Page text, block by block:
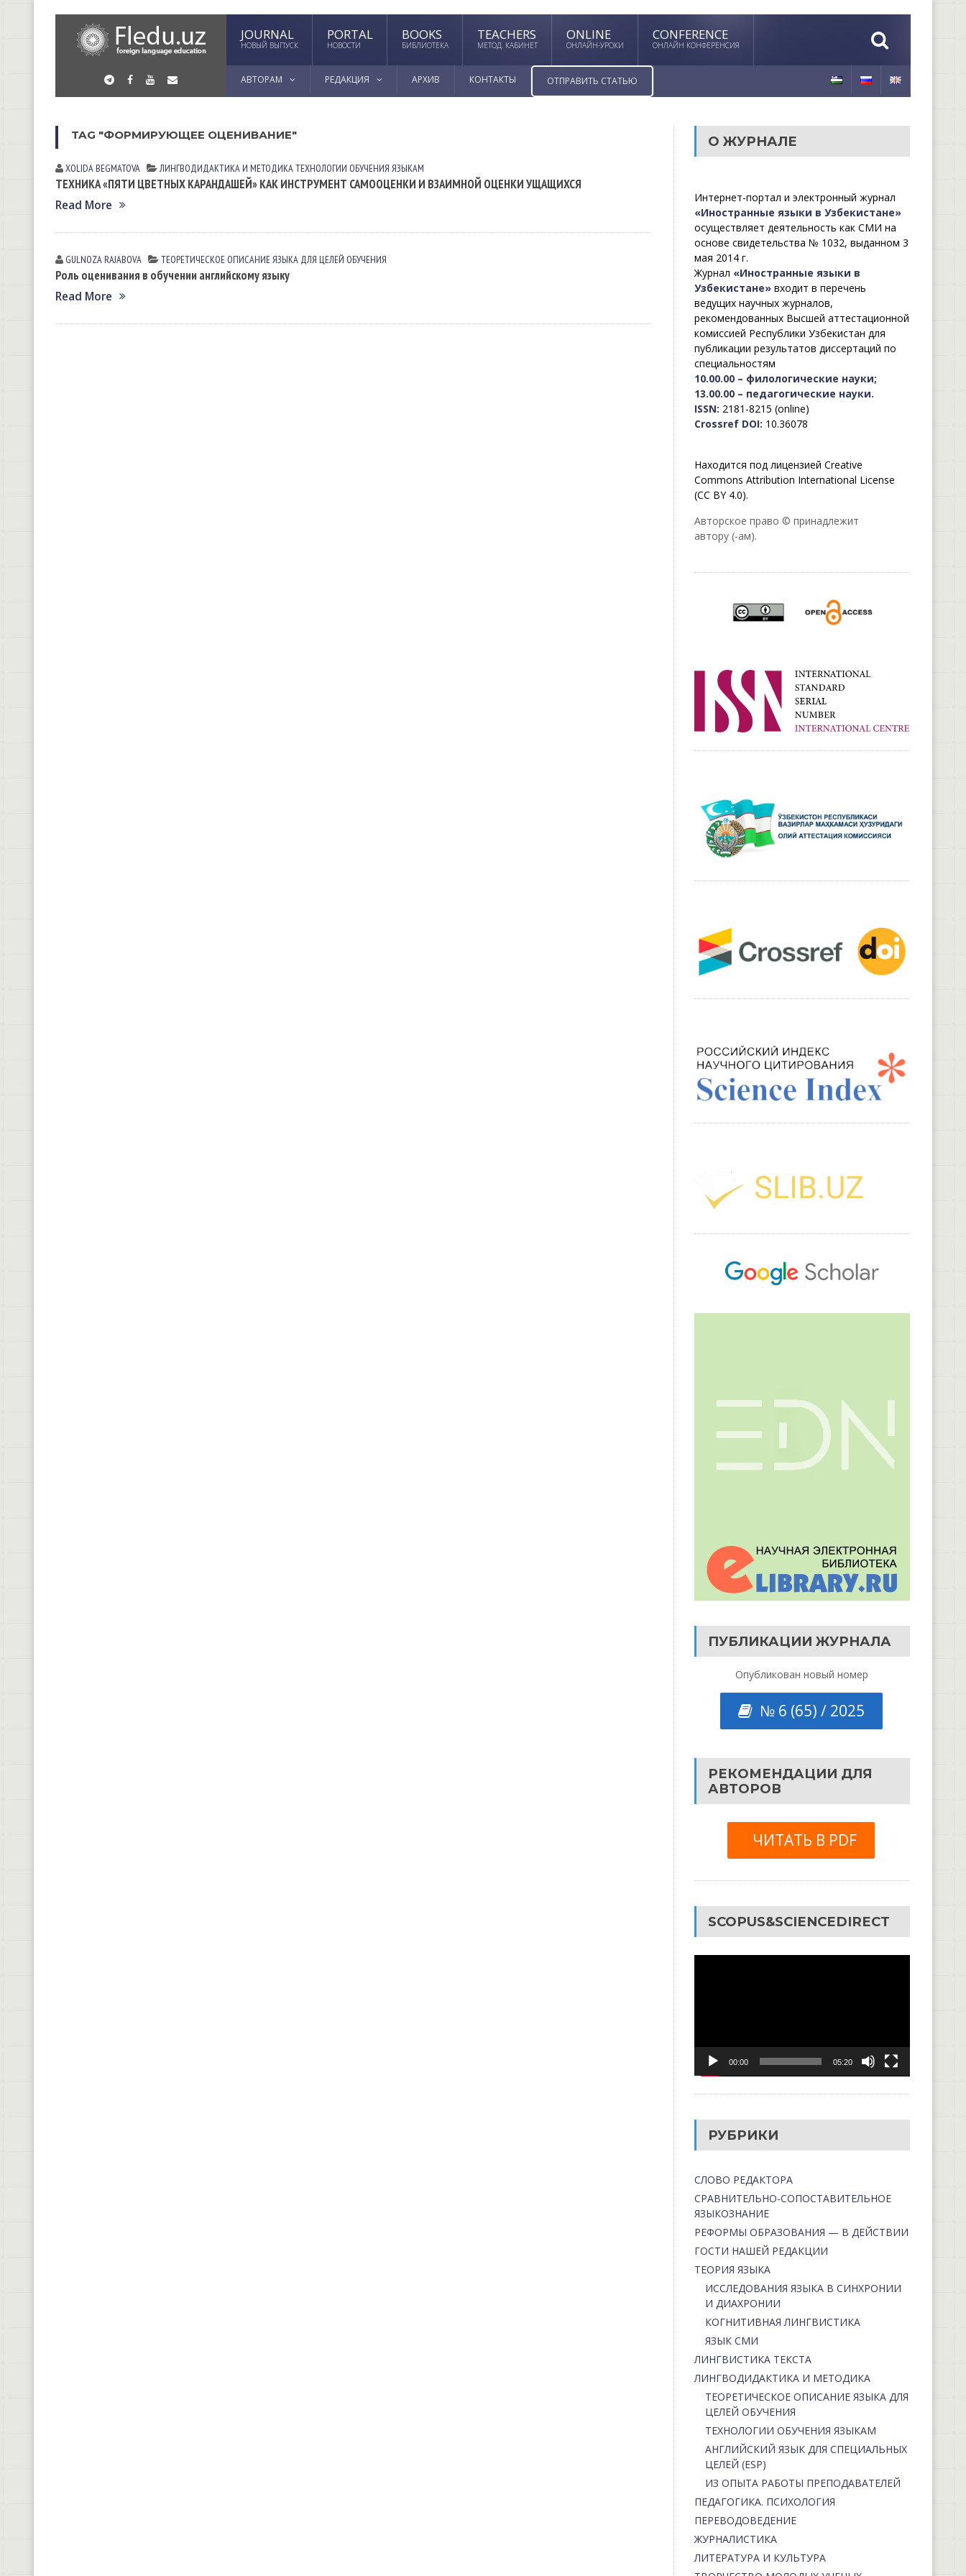
JOURNAL
НОВЫЙ ВЫПУСК
PORTAL
НОВОСТИ
BOOKS
БИБЛИОТЕКА
TEACHERS
МЕТОД. КАБИНЕТ
ONLINE
ОНЛАЙН-УРОКИ
CONFERENCE
ОНЛАЙН КОНФЕРЕНСИЯ
АВТОРАМ РЕДАКЦИЯ АРХИВ КОНТАКТЫ ОТПРАВИТЬ СТАТЬЮ
TAG "ФОРМИРУЮЩЕЕ ОЦЕНИВАНИЕ"
XOLIDA BEGMATOVA ЛИНГВОДИДАКТИКА И МЕТОДИКАТЕХНОЛОГИИ ОБУЧЕНИЯ ЯЗЫКАМ
ТЕХНИКА «ПЯТИ ЦВЕТНЫХ КАРАНДАШЕЙ» КАК ИНСТРУМЕНТ САМООЦЕНКИ И ВЗАИМНОЙ ОЦЕНКИ УЩАЩИХСЯ
Read More
GULNOZA RАJАBOVА ТЕОРЕТИЧЕСКОЕ ОПИСАНИЕ ЯЗЫКА ДЛЯ ЦЕЛЕЙ ОБУЧЕНИЯ
Роль оценивания в обучении английскому языку
Read More
О ЖУРНАЛЕ
Интернет-портал и электронный журнал
«Иностранные языки в Узбекистане»
осуществляет деятельность как СМИ на
основе свидетельства № 1032, выданном 3
мая 2014 г.
Журнал «Иностранные языки в
Узбекистане»входит в перечень
ведущих научных журналов,
рекомендованных Высшей аттестационной
комиссией Республики Узбекистан для
публикации результатов диссертаций по
специальностям
10.00.00 – филологические науки;
13.00.00 – педагогические науки.
ISSN: 2181-8215 (online)
Crossref DOI: 10.36078
Находится под лицензией Creative
Commons Attribution International License
(CC BY 4.0).
Авторское право © принадлежит
автору (-ам).
ПУБЛИКАЦИИ ЖУРНАЛА
Опубликован новый номер
№ 6 (65) / 2025
РЕКОМЕНДАЦИИ ДЛЯ
АВТОРОВ
ЧИТАТЬ В PDF
SCOPUS&SCIENCEDIRECT
00:00 05:20
РУБРИКИ
СЛОВО РЕДАКТОРА
СРАВНИТЕЛЬНО-СОПОСТАВИТЕЛЬНОЕ
ЯЗЫКОЗНАНИЕ
РЕФОРМЫ ОБРАЗОВАНИЯ — В ДЕЙСТВИИ
ГОСТИ НАШЕЙ РЕДАКЦИИ
ТЕОРИЯ ЯЗЫКА
ИССЛЕДОВАНИЯ ЯЗЫКА В СИНХРОНИИ
И ДИАХРОНИИ
КОГНИТИВНАЯ ЛИНГВИСТИКА
ЯЗЫК СМИ
ЛИНГВИСТИКА ТЕКСТА
ЛИНГВОДИДАКТИКА И МЕТОДИКА
ТЕОРЕТИЧЕСКОЕ ОПИСАНИЕ ЯЗЫКА ДЛЯ
ЦЕЛЕЙ ОБУЧЕНИЯ
ТЕХНОЛОГИИ ОБУЧЕНИЯ ЯЗЫКАМ
АНГЛИЙСКИЙ ЯЗЫК ДЛЯ СПЕЦИАЛЬНЫХ
ЦЕЛЕЙ (ESP)
ИЗ ОПЫТА РАБОТЫ ПРЕПОДАВАТЕЛЕЙ
ПЕДАГОГИКА. ПСИХОЛОГИЯ
ПЕРЕВОДОВЕДЕНИЕ
ЖУРНАЛИСТИКА
ЛИТЕРАТУРА И КУЛЬТУРА